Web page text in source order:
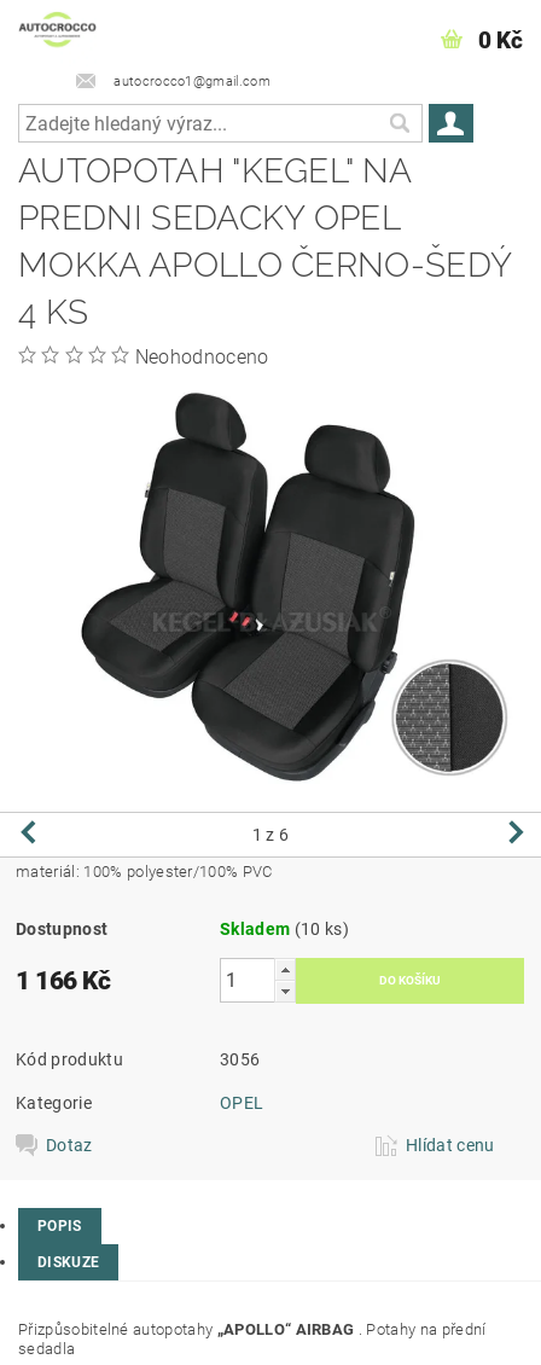
autocrocco1@gmail.com
0 Kč
AUTOPOTAH "KEGEL" NA
PREDNI SEDACKY OPEL
MOKKA APOLLO ČERNO-ŠEDÝ
4 KS
Neohodnoceno
1 z 6
materiál: 100% polyester/100% PVC
Dostupnost Skladem (10 ks)
1 166 Kč
Kód produktu 3056
Kategorie OPEL
Dotaz Hlídat cenu
POPIS
DISKUZE
Přizpůsobitelné autopotahy „APOLLO“ AIRBAG . Potahy na přední
sedadla